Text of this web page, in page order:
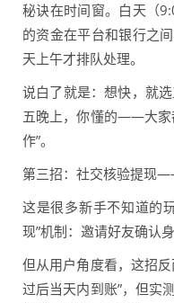
秘诀在时间窗。白天（
的资金在平台和银行之
天上午才排队处理。
说白了就是：想快，就
五晚上，你懂的——大家
作”。
第三招：社交核验提现
这是很多新手不知道的
现”机制：邀请好友确认
但从用户角度看，这招
过后当天内到账”，但实